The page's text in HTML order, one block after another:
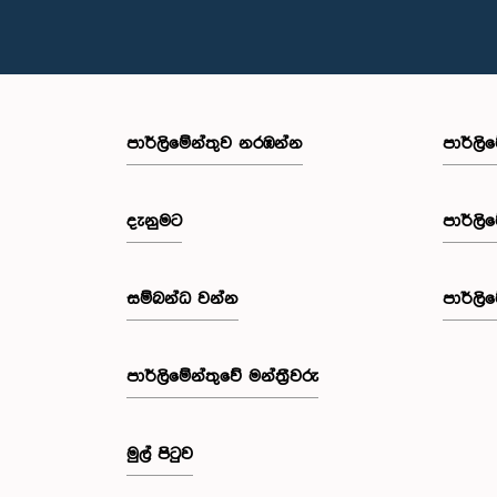
පාර්ලි‌මේන්තුව නරඹන්න
දැනුමට
සම්බන්ධ වන්න
පාර්ලි‌මේන්තුවේ මන්ත්‍රීවරු
මුල් පිටුව